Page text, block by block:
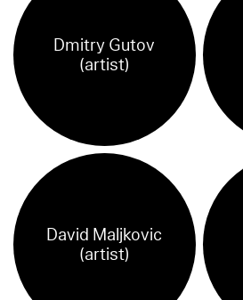
Dmitry Gutov
(artist)
David Maljkovic
(artist)